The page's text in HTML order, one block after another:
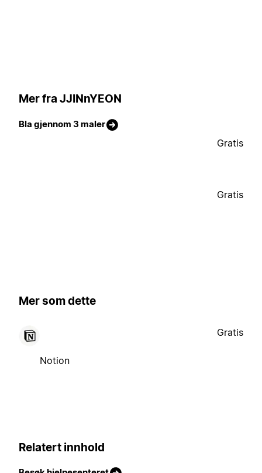
Mer fra JJINnYEON
Bla gjennom 3 maler
Gratis
Gratis
Mer som dette
Notion
Gratis
Relatert innhold